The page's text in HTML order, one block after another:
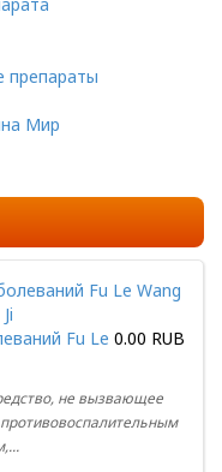
препараты
Мир
0.00 RUB
Fu Le
не вызвающее